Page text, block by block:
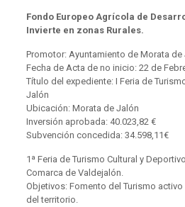
Fondo Europeo Agrícola de
Invierte en zonas Rurales.
Promotor: Ayuntamiento de Morata de
Fecha de Acta de no inicio: 22 de
Título del expediente: I Feria de
Jalón
Ubicación: Morata de Jalón
Inversión aprobada: 40.023,82 €
Subvención concedida: 34.598,11€
1ª Feria de Turismo Cultural y
Comarca de Valdejalón.
Objetivos: Fomento del Turismo
del territorio.